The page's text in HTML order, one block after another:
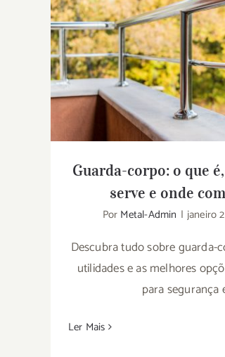
Guarda-corpo: o que é,
e onde
Guarda-corpo: o que
serve e onde
Por Metal-Admin | janeiro
Descubra tudo sobre guarda-
utilidades e as melhores
para segurança
Ler Mais